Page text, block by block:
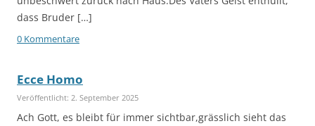
dass Bruder […]
0 Kommentare
Ecce Homo
Veröffentlicht: 2. September 2025
Ach Gott, es bleibt für immer sichtbar,grässlich sieht das